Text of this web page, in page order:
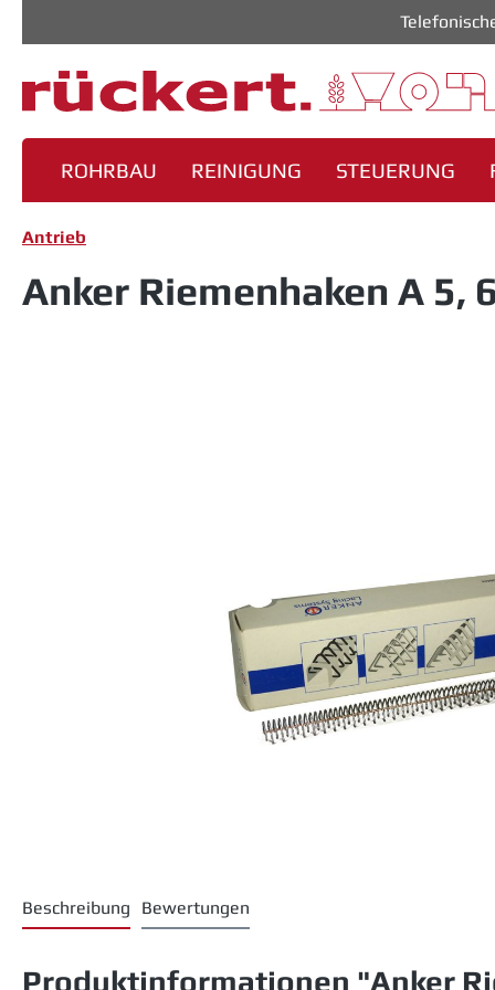
ROHRBAU REINIGUNG STEUERUNG
Antrieb
Anker Riemenhaken A 5,
Beschreibung Bewertungen
Produktinformationen "Anker